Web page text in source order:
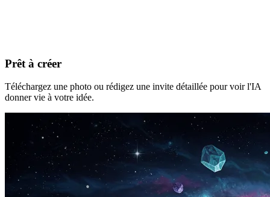
Prêt à créer
Téléchargez une photo ou rédigez une invite détaillée pour voir l'IA
donner vie à votre idée.